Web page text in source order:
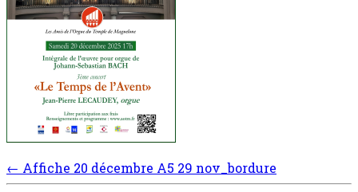
Post
navigation
← Affiche 20 décembre A5 29 nov_bordure